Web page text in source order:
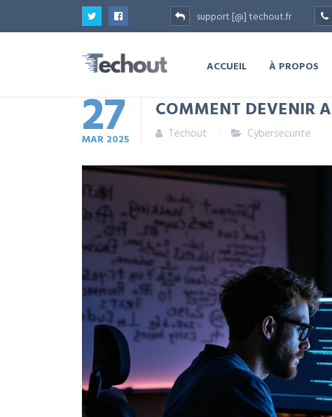
support [@] techout.fr
ACCUEIL À PROPOS
27
MAR 2025
COMMENT DEVENIR
Techout Cybersecurite